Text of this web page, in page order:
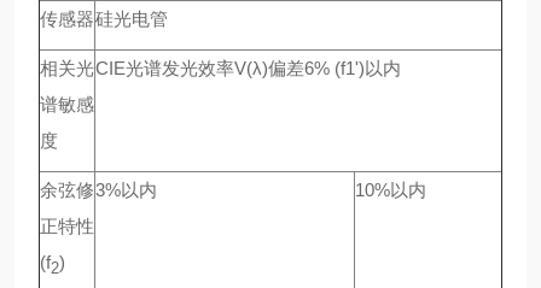
传感器硅光电管
相关光
谱敏感
度
CIE光谱发光效率V(λ)偏差6% (f1')以内
余弦修
正特性
(f2)
3%以内 10%以内